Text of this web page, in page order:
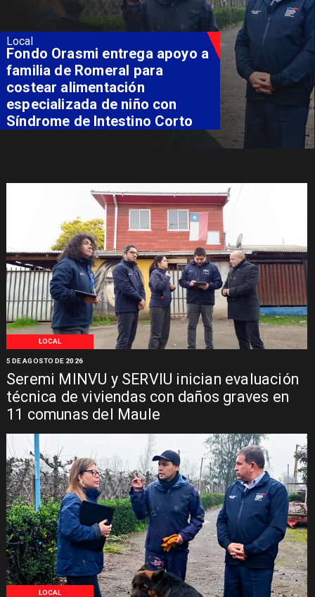
LOCAL
Seremi MINVU y SERVIU inician evaluación
técnica de viviendas con daños graves en
11 comunas del Maule
5 DE AGOSTO DE 2026
LOCAL
Local
Fondo Orasmi entrega apoyo a
familia de Romeral para
costear alimentación
especializada de niño con
Síndrome de Intestino Corto